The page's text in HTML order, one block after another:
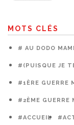
MOTS CLÉS
# AU DODO
#(PUISQUE JE
#1ÈRE GUERRE
#2ÈME GUERRE
#ACCUEIL